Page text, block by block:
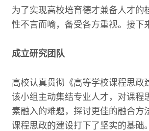
为了实现高校培育德才兼备人才的
性不言而喻，备受各方重视。接下
成立研究团队
高校认真贯彻《高等学校课程思政
该小组主动集结专业人才，对课程
素融入的难题，探讨更佳的融合方
课程思政的建设打下了坚实的基础。